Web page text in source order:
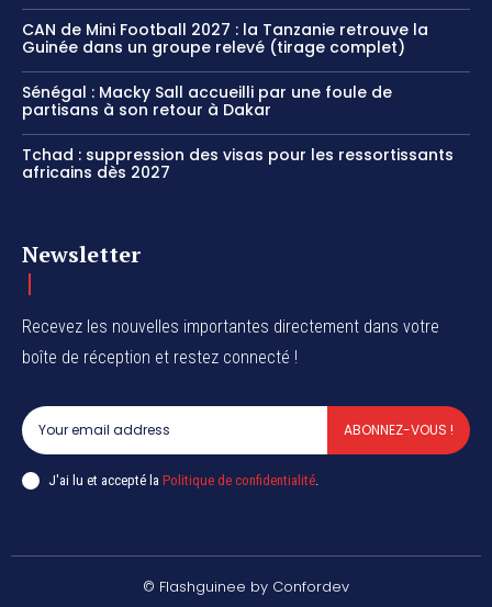
CAN de Mini Football 2027 : la Tanzanie retrouve la
Guinée dans un groupe relevé (tirage complet)
Sénégal : Macky Sall accueilli par une foule de
partisans à son retour à Dakar
Tchad : suppression des visas pour les ressortissants
africains dès 2027
Newsletter
Recevez les nouvelles importantes directement dans votre
boîte de réception et restez connecté !
ABONNEZ-VOUS !
J'ai lu et accepté la Politique de confidentialité
© Flashguinee by Confordev